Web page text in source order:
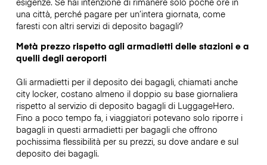
una città, perché pagare per un’intera giornata, come
faresti con altri servizi di deposito bagagli?
Metà prezzo rispetto agli armadietti delle stazioni e a
quelli degli aeroporti
Gli armadietti per il deposito dei bagagli, chiamati anche
city locker, costano almeno il doppio su base giornaliera
rispetto al servizio di deposito bagagli di LuggageHero.
Fino a poco tempo fa, i viaggiatori potevano solo riporre i
bagagli in questi armadietti per bagagli che offrono
pochissima flessibilità per su prezzi, su dove andare e sul
deposito dei bagagli.